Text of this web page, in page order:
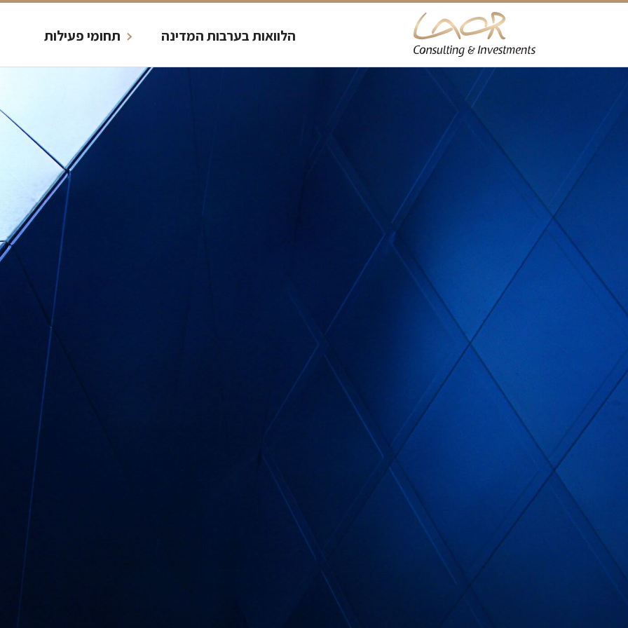
הלוואות בערבות המדינה תחומי פעילות​